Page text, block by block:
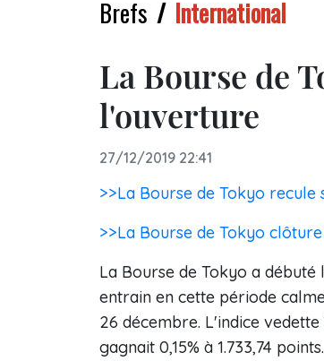
Brefs International
La Bourse de
l'ouverture
27/12/2019 22:41
>>La Bourse de Tokyo recule
>>La Bourse de Tokyo
La Bourse de Tokyo a débuté
entrain en cette période
26 décembre. L'indice
gagnait 0,15% à 1.733,74